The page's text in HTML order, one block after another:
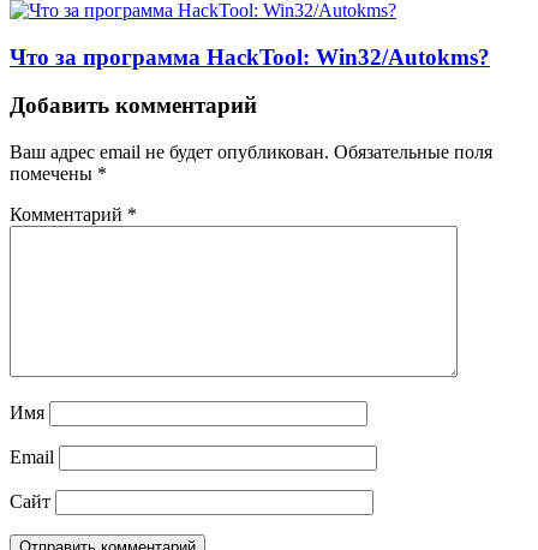
Что за программа HackTool: Win32/Autokms?
Добавить комментарий
Ваш адрес email не будет опубликован. Обязательные поля
помечены *
Комментарий *
Имя
Email
Сайт